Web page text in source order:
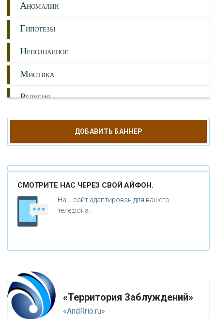
АНОМАЛИИ
ГИПОТЕЗЫ
НЕПОЗНАННОЕ
МИСТИКА
РЕЛИГИЯ
ОРУЖИЕ
КАТАКЛИЗМЫ
КЛОНИРОВАНИЕ
НОВЫЕ ТЕХНОЛОГИИ
РОГНОЗЫ И ПРОРОЧЕСТВА
ИСТОРИЯ ОБО ВСЕМ НА СВЕТЕ
КОМПАНИИ
ДОБАВИТЬ БАННЕР
СМОТРИТЕ НАС ЧЕРЕЗ СВОЙ АЙФОН.
Наш сайт адаптирован для вашего
телефона.
«Территория Заблуждений»
«AndRrio.ru»